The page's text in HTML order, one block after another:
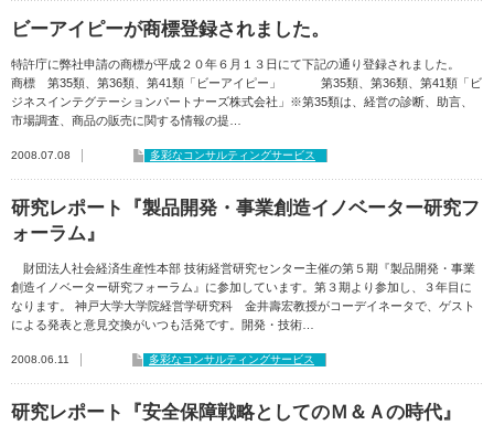
ビーアイピーが商標登録されました。
特許庁に弊社申請の商標が平成２０年６月１３日にて下記の通り登録されました。
商標 第35類、第36類、第41類「ビーアイピー」 第35類、第36類、第41類「ビ
ジネスインテグテーションパートナーズ株式会社」※第35類は、経営の診断、助言、
市場調査、商品の販売に関する情報の提…
2008.07.08 多彩なコンサルティングサービス
研究レポート『製品開発・事業創造イノベーター研究フ
ォーラム』
財団法人社会経済生産性本部 技術経営研究センター主催の第５期『製品開発・事業
創造イノベーター研究フォーラム』に参加しています。第３期より参加し、３年目に
なります。 神戸大学大学院経営学研究科 金井壽宏教授がコーデイネータで、ゲスト
による発表と意見交換がいつも活発です。開発・技術…
2008.06.11 多彩なコンサルティングサービス
研究レポート『安全保障戦略としてのＭ＆Ａの時代』